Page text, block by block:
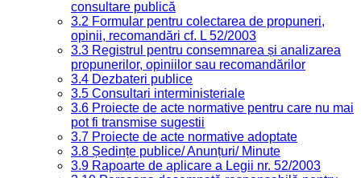
consultare publică
3.2 Formular pentru colectarea de propuneri,
opinii, recomandări cf. L 52/2003
3.3 Registrul pentru consemnarea și analizarea
propunerilor, opiniilor sau recomandărilor
3.4 Dezbateri publice
3.5 Consultari interministeriale
3.6 Proiecte de acte normative pentru care nu mai
pot fi transmise sugestii
3.7 Proiecte de acte normative adoptate
3.8 Ședințe publice/ Anunțuri/ Minute
3.9 Rapoarte de aplicare a Legii nr. 52/2003